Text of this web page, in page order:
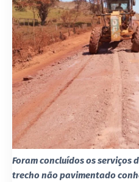
Foram concluídos os serviços
trecho não pavimentado